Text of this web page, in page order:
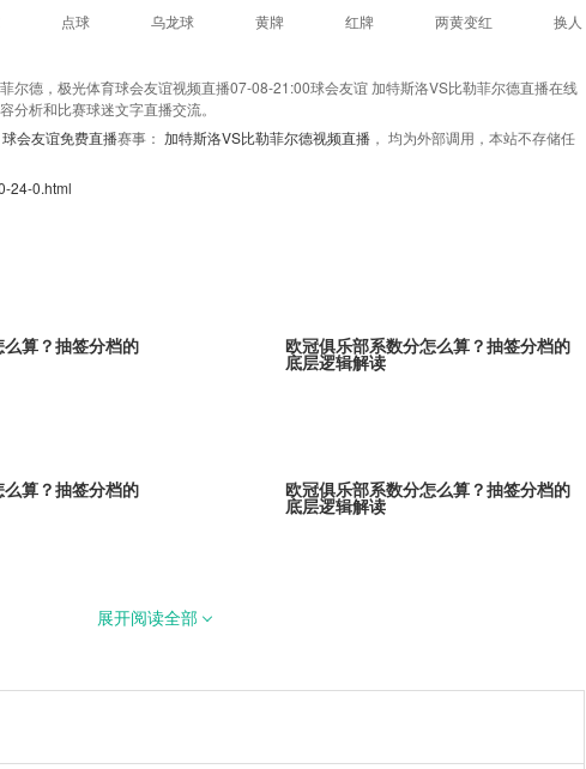
点球 乌龙球 黄牌 红牌 两黄变红 换人
尔德，极光体育球会友谊视频直播07-08-21:00球会友谊 加特斯洛VS比勒菲尔德直播在线
分析和比赛球迷文字直播交流。
球会友谊免费直播赛事： 加特斯洛VS比勒菲尔德视频直播 ， 均为外部调用，本站不存储任
24-0.html
算？抽签分档的 欧冠俱乐部系数分怎么算？抽签分档的
底层逻辑解读
算？抽签分档的 欧冠俱乐部系数分怎么算？抽签分档的
底层逻辑解读
么算？抽签分档的
展开阅读全部